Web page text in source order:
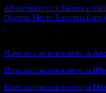
Абонирайте се с Вашия e-
Оферти Места Винетки Блог
Изтегли приложението за
Изтегли приложението за
Изтегли приложението за